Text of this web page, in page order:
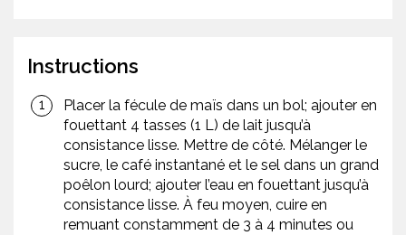
Instructions
Placer la fécule de maïs dans un bol; ajouter en
fouettant 4 tasses (1 L) de lait jusqu’à
consistance lisse. Mettre de côté. Mélanger le
sucre, le café instantané et le sel dans un grand
poêlon lourd; ajouter l’eau en fouettant jusqu’à
consistance lisse. À feu moyen, cuire en
remuant constamment de 3 à 4 minutes ou